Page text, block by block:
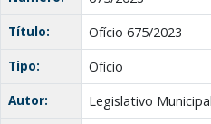
Título:
Ofício 675/2023
Tipo:
Ofício
Autor:
Legislativo Municipal